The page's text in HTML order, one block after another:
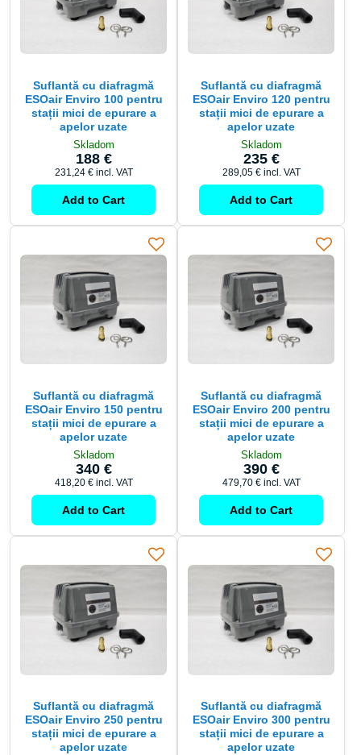
Suflantă cu diafragmă
ESOair Enviro 100 pentru
stații mici de epurare a
apelor uzate
Skladom
188 €
231,24 € incl. VAT
Add to Cart
Suflantă cu diafragmă
ESOair Enviro 120 pentru
stații mici de epurare a
apelor uzate
Skladom
235 €
289,05 € incl. VAT
Add to Cart
Suflantă cu diafragmă
ESOair Enviro 150 pentru
stații mici de epurare a
apelor uzate
Skladom
340 €
418,20 € incl. VAT
Add to Cart
Suflantă cu diafragmă
ESOair Enviro 200 pentru
stații mici de epurare a
apelor uzate
Skladom
390 €
479,70 € incl. VAT
Add to Cart
Suflantă cu diafragmă
ESOair Enviro 250 pentru
stații mici de epurare a
apelor uzate
Suflantă cu diafragmă
ESOair Enviro 300 pentru
stații mici de epurare a
apelor uzate